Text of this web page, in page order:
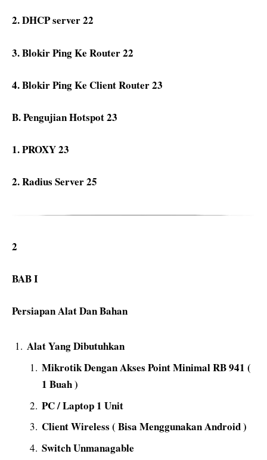
2.DHCP server22
3.Blokir Ping Ke Router22
4.Blokir Ping Ke Client Router23
B. Pengujian Hotspot23
1.PROXY23
2.Radius Server25
2
BAB I
Persiapan Alat Dan Bahan
Alat Yang Dibutuhkan
Mikrotik Dengan Akses Point Minimal RB 941 (
1 Buah )
PC / Laptop 1 Unit
Client Wireless ( Bisa Menggunakan Android )
Switch Unmanagable